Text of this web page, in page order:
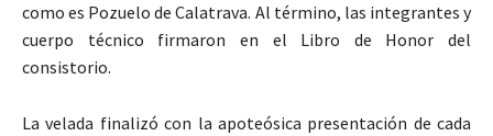
como es Pozuelo de Calatrava. Al término, las integrantes y
cuerpo técnico firmaron en el Libro de Honor del
consistorio.
La velada finalizó con la apoteósica presentación de cada